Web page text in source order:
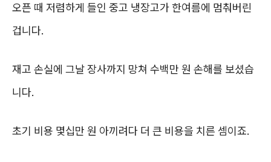
오픈 때 저렴하게 들인 중고 냉장고가 한여름에 멈춰버린
겁니다.
재고 손실에 그날 장사까지 망쳐 수백만 원 손해를 보셨습
니다.
초기 비용 몇십만 원 아끼려다 더 큰 비용을 치른 셈이죠.